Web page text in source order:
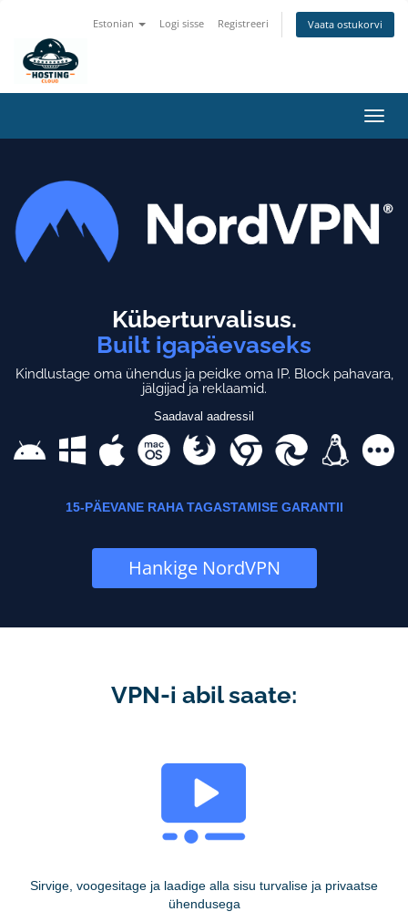
Estonian Logi sisse Registreeri Vaata ostukorvi
Küberturvalisus.
Built igapäevaseks
Kindlustage oma ühendus ja peidke oma IP. Block pahavara,
jälgijad ja reklaamid.
Saadaval aadressil
15-PÄEVANE RAHA TAGASTAMISE GARANTII
Hankige NordVPN
VPN-i abil saate:
Sirvige, voogesitage ja laadige alla sisu turvalise ja privaatse
ühendusega